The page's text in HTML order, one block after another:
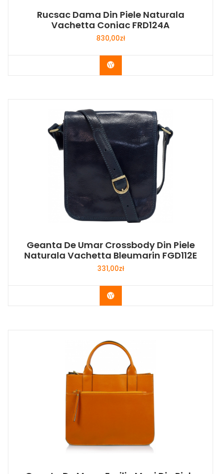
Rucsac Dama Din Piele Naturala
Vachetta Coniac FRD124A
830,00zł
Buy Now
Geanta De Umar Crossbody Din Piele
Naturala Vachetta Bleumarin FGD112E
331,00zł
Buy Now